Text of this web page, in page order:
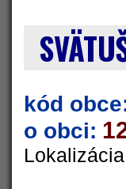
kód
o obci: